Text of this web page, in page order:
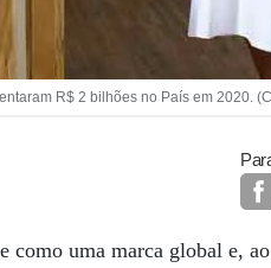
R$ 2 bilhões no País em 2020.
como uma marca global e,